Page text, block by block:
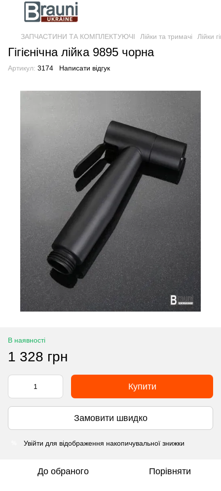
ЗАПЧАСТИНИ ТА КОМПЛЕКТУЮЧІ Лійки та тримачі Лійки
Гігієнічна лійка 9895 чорна
Артикул: 3174 Написати відгук
В наявності
1 328 грн
Купити
Замовити швидко
Увійти для відображення накопичувальної знижки
До обраного Порівняти